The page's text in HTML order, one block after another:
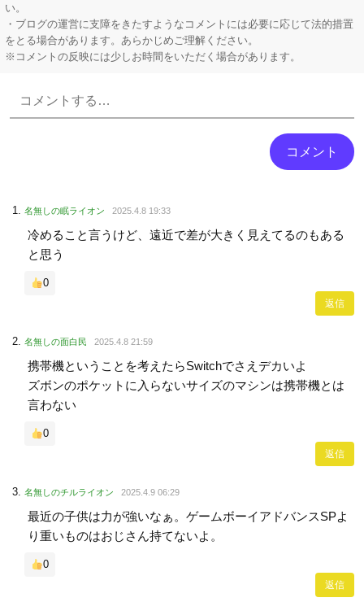
い。
・ブログの運営に支障をきたすようなコメントには必要に応じて法的措置
をとる場合があります。あらかじめご理解ください。
※コメントの反映には少しお時間をいただく場合があります。
名無しの眠ライオン 2025.4.8 19:33
冷めること言うけど、遠近で差が大きく見えてるのもある
と思う
0
返信
名無しの面白民 2025.4.8 21:59
携帯機ということを考えたらSwitchでさえデカいよ
ズボンのポケットに入らないサイズのマシンは携帯機とは
言わない
0
返信
名無しのチルライオン 2025.4.9 06:29
最近の子供は力が強いなぁ。ゲームボーイアドバンスSPよ
り重いものはおじさん持てないよ。
0
返信